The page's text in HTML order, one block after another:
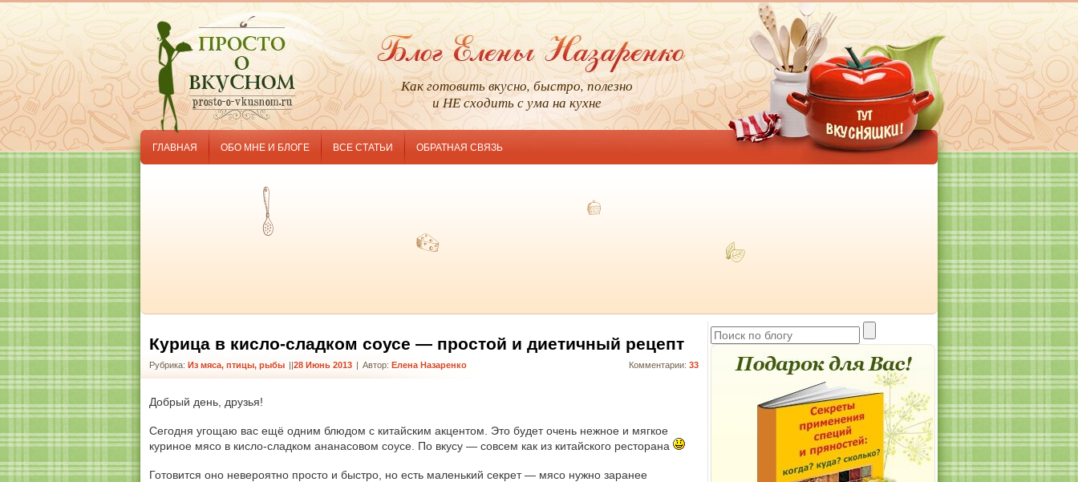
Как готовить вкусно, быстро, полезно
и НЕ сходить с ума на кухне
ГЛАВНАЯ ОБО МНЕ И БЛОГЕ ВСЕ СТАТЬИ ОБРАТНАЯ СВЯЗЬ
Курица в кисло-сладком соусе — простой и диетичный рецепт
Комментарии: 33
Рубрика: Из мяса, птицы, рыбы | 28 Июнь 2013 | Автор: Елена Назаренко
Добрый день, друзья!
Сегодня угощаю вас ещё одним блюдом с китайским акцентом. Это будет очень нежное и мягкое
куриное мясо в кисло-сладком ананасовом соусе. По вкусу — совсем как из китайского ресторана
Готовится оно невероятно просто и быстро, но есть маленький секрет — мясо нужно заранее